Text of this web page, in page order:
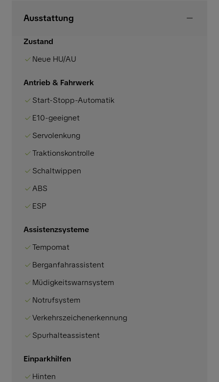
Ausstattung
Zustand
Neue HU/AU
Antrieb & Fahrwerk
Start-Stopp-Automatik
E10-geeignet
Servolenkung
Traktionskontrolle
Schaltwippen
ABS
ESP
Assistenzsysteme
Tempomat
Berganfahrassistent
Müdigkeitswarnsystem
Notrufsystem
Verkehrszeichenerkennung
Spurhalteassistent
Einparkhilfen
Hinten